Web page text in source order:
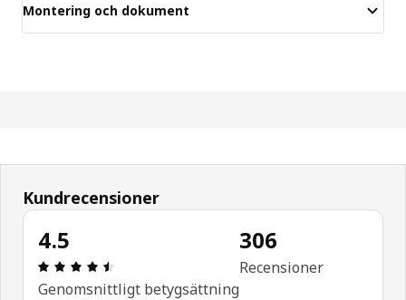
Montering och dokument
Kundrecensioner
4.5
Recension: 4.5 utav 5 stjärnor. Totalt antal
Genomsnittligt betygsättning
306
Recensioner